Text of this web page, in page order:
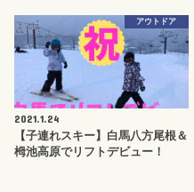
アウトドア
2021.1.24
【子連れスキー】白馬八方尾根＆
栂池高原でリフトデビュー！